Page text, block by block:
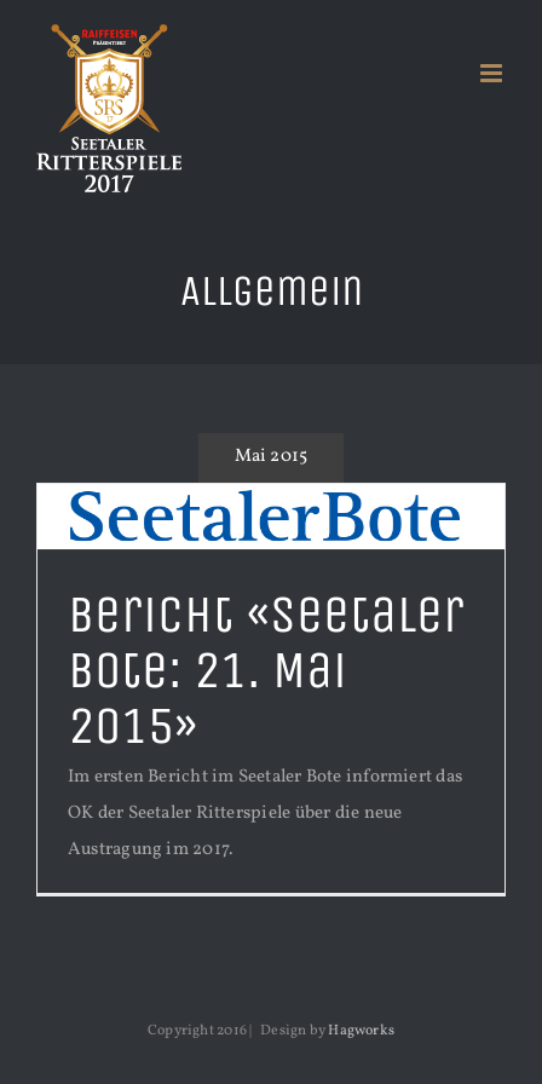
Allgemein
Mai 2015
Bericht «Seetaler
Bote: 21. Mai
2015»
Im ersten Bericht im Seetaler Bote informiert das
OK der Seetaler Ritterspiele über die neue
Austragung im 2017.
Copyright 2016 | Design byHagworks